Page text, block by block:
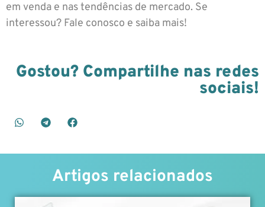
em venda e nas tendências de mercado. Se
interessou? Fale conosco e saiba mais!
Gostou? Compartilhe nas redes
sociais!
Artigos relacionados